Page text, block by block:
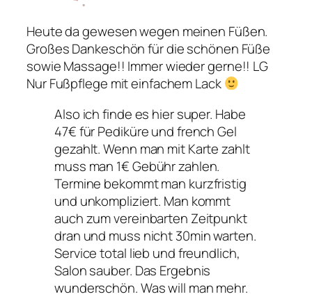
Heute da gewesen wegen meinen Füßen.
Großes Dankeschön für die schönen Füße
sowie Massage!! Immer wieder gerne!! LG
Nur Fußpflege mit einfachem Lack
Also ich finde es hier super. Habe
47€ für Pediküre und french Gel
gezahlt. Wenn man mit Karte zahlt
muss man 1€ Gebühr zahlen.
Termine bekommt man kurzfristig
und unkompliziert. Man kommt
auch zum vereinbarten Zeitpunkt
dran und muss nicht 30min warten.
Service total lieb und freundlich,
Salon sauber. Das Ergebnis
wunderschön. Was will man mehr.